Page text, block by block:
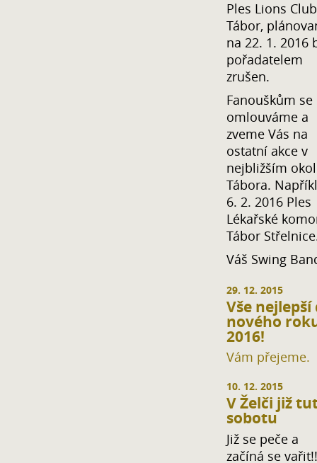
Ples Lions
Tábor,
na 22. 1. 2016
pořadatelem
zrušen.
Fanouškům se
omlouváme a
zveme Vás na
ostatní akce v
nejbližším
Tábora.
6. 2. 2016 Ples
Lékařské
Tábor
Váš Swing
29. 12. 2015
Vše nejlepší
nového
2016!
Vám přejeme.
10. 12. 2015
V Želči již
sobotu
Již se peče a
začíná se